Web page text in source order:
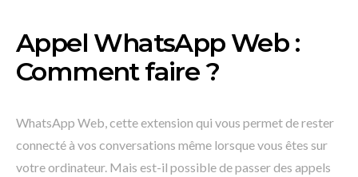
Appel WhatsApp Web :
Comment faire ?
WhatsApp Web, cette extension qui vous permet de rester
connecté à vos conversations même lorsque vous êtes sur
votre ordinateur. Mais est-il possible de passer des appels